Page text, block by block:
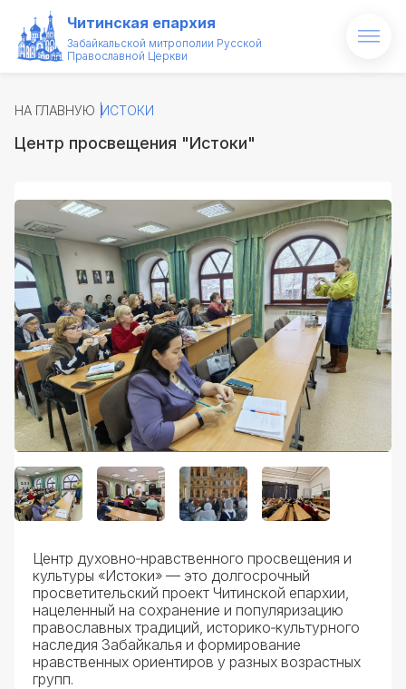
Читинская епархия
Забайкальской митрополии Русской
Православной Церкви
О епархии
Новости
Проекты
Образование
Святые и святыни
Контакты
НА ГЛАВНУЮ ИСТОКИ
Центр просвещения "Истоки"
Центр духовно‑нравственного просвещения и
культуры «Истоки» — это долгосрочный
просветительский проект Читинской епархии,
нацеленный на сохранение и популяризацию
православных традиций, историко‑культурного
наследия Забайкалья и формирование
нравственных ориентиров у разных возрастных
групп.